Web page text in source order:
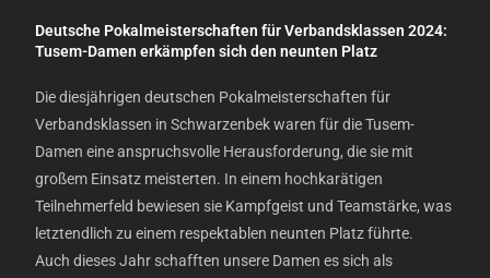
Deutsche Pokalmeisterschaften für Verbandsklassen 2024:
Tusem-Damen erkämpfen sich den neunten Platz
Die diesjährigen deutschen Pokalmeisterschaften für
Verbandsklassen in Schwarzenbek waren für die Tusem-
Damen eine anspruchsvolle Herausforderung, die sie mit
großem Einsatz meisterten. In einem hochkarätigen
Teilnehmerfeld bewiesen sie Kampfgeist und Teamstärke, was
letztendlich zu einem respektablen neunten Platz führte.
Auch dieses Jahr schafften unsere Damen es sich als